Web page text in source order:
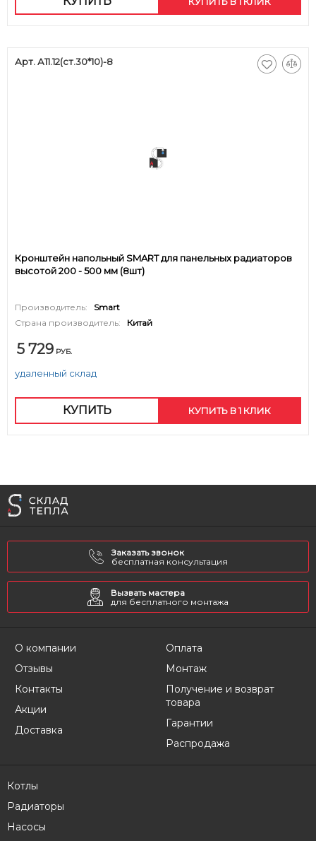
Арт. А11.12(ст.30*10)-8
Кронштейн напольный SMART для панельных радиаторов
высотой 200 - 500 мм (8шт)
Производитель:
Smart
Страна производитель:
Китай
5 729 РУБ.
удаленный склад
КУПИТЬ КУПИТЬ В 1 КЛИК
Заказать звонок
бесплатная консультация
Вызвать мастера
для бесплатного монтажа
О компании
Отзывы
Контакты
Акции
Доставка
Оплата
Монтаж
Получение и возврат
товара
Гарантии
Распродажа
Котлы
Радиаторы
Насосы